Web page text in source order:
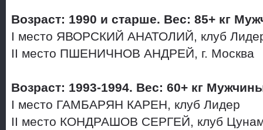
Возраст: 1990 и старше. Вес: 85+ кг
I место ЯВОРСКИЙ АНАТОЛИЙ, клуб
II место ПШЕНИЧНОВ АНДРЕЙ, г. Москва
Возраст: 1993-1994. Вес: 60+ кг
I место ГАМБАРЯН КАРЕН, клуб Лидер
II место КОНДРАШОВ СЕРГЕЙ, клуб